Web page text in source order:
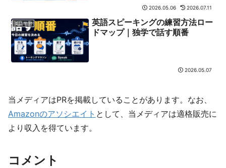
2026.05.06 2026.07.11
英語学習
英語スピーキングの練習方法ロー
ドマップ｜独学で話す順番
2026.05.07
当メディアはPRを掲載していることがあります。なお、
Amazonのアソシエイト として、当メディアは適格販売に
より収入を得ています。
コメント